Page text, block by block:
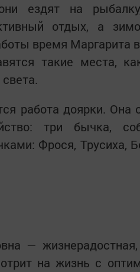
ездят на
отдых, а
время Маргарита
такие места,
работа доярки.
три бычка,
Фрося, Трусиха,
—
на жизнь с